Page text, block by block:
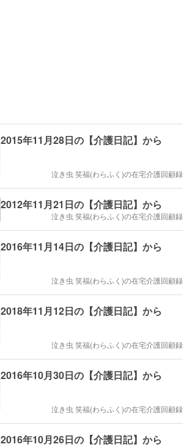
2015年11月28日の【介護日記】から
泣き虫 笑福(わらふく)の在宅介護回顧録
2012年11月21日の【介護日記】から
泣き虫 笑福(わらふく)の在宅介護回顧録
2016年11月14日の【介護日記】から
泣き虫 笑福(わらふく)の在宅介護回顧録
2018年11月12日の【介護日記】から
泣き虫 笑福(わらふく)の在宅介護回顧録
2016年10月30日の【介護日記】から
泣き虫 笑福(わらふく)の在宅介護回顧録
2016年10月26日の【介護日記】から